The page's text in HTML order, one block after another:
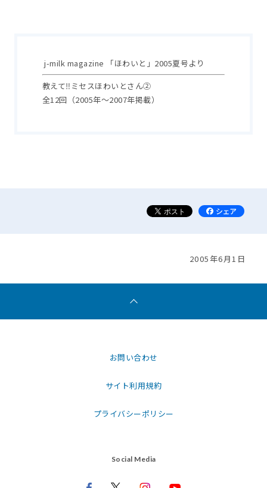
j-milk magazine 「ほわいと」2005夏号より
教えて‼ミセスほわいとさん②
全12回（2005年～2007年掲載）
2005年6月1日
お問い合わせ
サイト利用規約
プライバシーポリシー
Social Media